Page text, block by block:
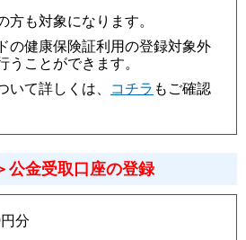
方も対象になります。
の健康保険証利用の登録対象外
うことができます。
いて詳しくは、
コチラ もご確認
公金受取口座の登録
分